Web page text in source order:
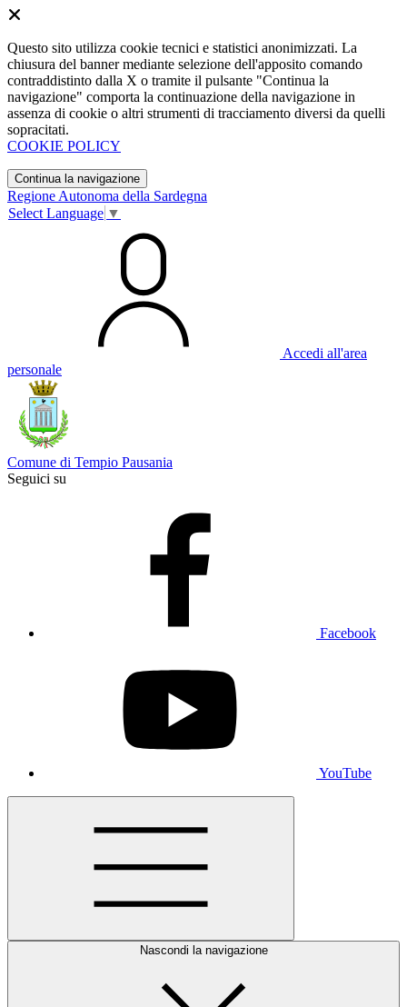
Questo sito utilizza cookie tecnici e statistici anonimizzati. La
chiusura del banner mediante selezione dell'apposito comando
contraddistinto dalla X o tramite il pulsante "Continua la
navigazione" comporta la continuazione della navigazione in
assenza di cookie o altri strumenti di tracciamento diversi da quelli
sopracitati.
COOKIE POLICY
Continua la navigazione
Regione Autonoma della Sardegna
Select Language ▼
Accedi all'area
personale
Comune di Tempio Pausania
Seguici su
Facebook
YouTube
Nascondi la navigazione